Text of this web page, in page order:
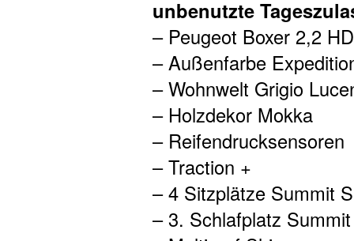
unbenutzte
– Peugeot Boxer 2,2
– Außenfarbe
– Wohnwelt Grigio
– Holzdekor Mokka
– Reifendrucksensoren
– Traction +
– 4 Sitzplätze Summit
– 3. Schlafplatz